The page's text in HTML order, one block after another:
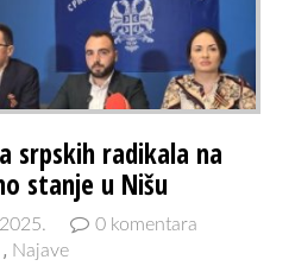
srpskih radikala na
stanje u Nišu
0 komentara
Najave